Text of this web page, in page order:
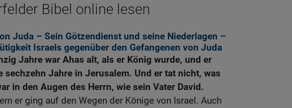
Bibel online lesen
Juda – Sein Götzendienst und seine Niederlagen –
Israels gegenüber den Gefangenen von Juda
Jahre war Ahas alt, als er König wurde, und er
sechzehn Jahre in Jerusalem. Und er tat nicht, was
in den Augen des Herrn, wie sein Vater David.
er ging auf den Wegen der Könige von Israel. Auch